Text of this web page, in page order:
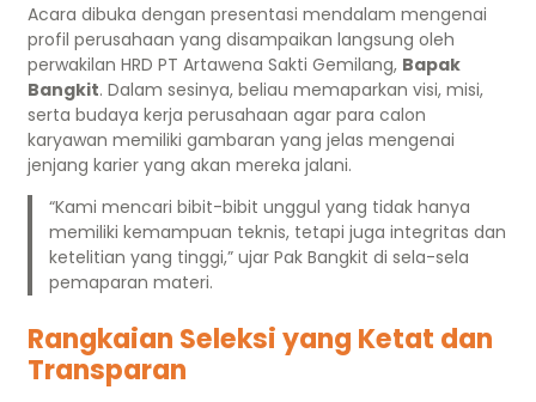
Acara dibuka dengan presentasi mendalam mengenai
profil perusahaan yang disampaikan langsung oleh
perwakilan HRD PT Artawena Sakti Gemilang, Bapak
Bangkit. Dalam sesinya, beliau memaparkan visi, misi,
serta budaya kerja perusahaan agar para calon
karyawan memiliki gambaran yang jelas mengenai
jenjang karier yang akan mereka jalani.
“Kami mencari bibit-bibit unggul yang tidak hanya
memiliki kemampuan teknis, tetapi juga integritas dan
ketelitian yang tinggi,” ujar Pak Bangkit di sela-sela
pemaparan materi.
Rangkaian Seleksi yang Ketat dan
Transparan